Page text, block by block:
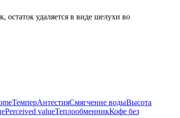
удаляется в виде шелухи во
ТемперАнтестияСмягчение водыВысота
Perceived valueТеплообменникКофе без